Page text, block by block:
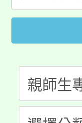
《
程，
心理
系所
轉知
縣
門員
踴躍
桃
要點
展演
115
義教
「